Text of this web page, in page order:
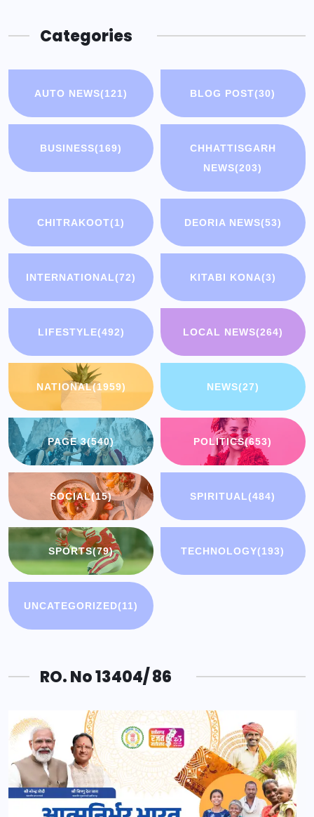
Categories
AUTO NEWS(121) BLOG POST(30)
BUSINESS(169)
CHHATTISGARH
NEWS(203)
CHITRAKOOT(1) DEORIA NEWS(53)
INTERNATIONAL(72) KITABI KONA(3)
LIFESTYLE(492) LOCAL NEWS(264)
NATIONAL(1959) NEWS(27)
PAGE 3(540) POLITICS(653)
SOCIAL(15) SPIRITUAL(484)
SPORTS(79) TECHNOLOGY(193)
UNCATEGORIZED(11)
RO. No 13404/ 86